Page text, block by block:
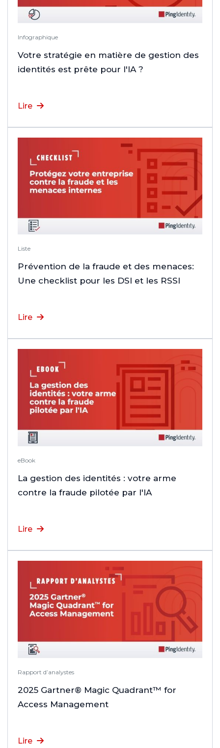
Infographique
Votre stratégie en matière de gestion des
identités est prête pour l'IA ?
Lire
Liste
Prévention de la fraude et des menaces:
Une checklist pour les DSI et les RSSI
Lire
eBook
La gestion des identités : votre arme
contre la fraude pilotée par l'IA
Lire
Rapport d’analystes
2025 Gartner® Magic Quadrant™ for
Access Management
Lire